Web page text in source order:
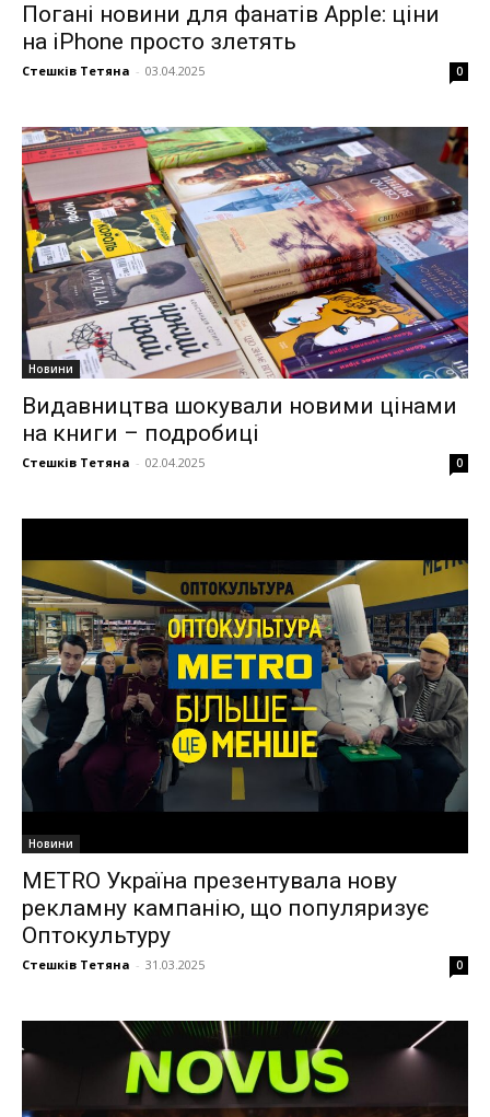
Погані новини для фанатів Apple: ціни
на iPhone просто злетять
Стешків Тетяна - 03.04.2025 0
Новини
Видавництва шокували новими цінами
на книги – подробиці
Стешків Тетяна - 02.04.2025 0
Новини
METRO Україна презентувала нову
рекламну кампанію, що популяризує
Оптокультуру
Стешків Тетяна - 31.03.2025 0